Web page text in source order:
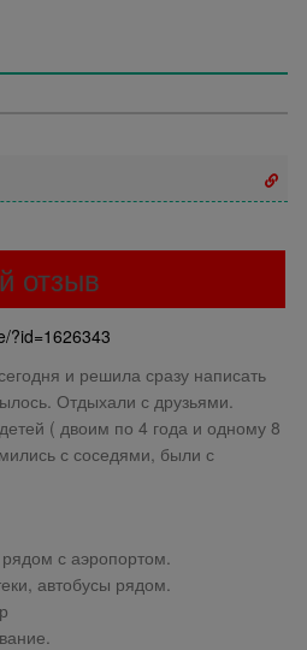
отзыв
?id=1626343
и решила сразу написать
Отдыхали с друзьями.
( двоим по 4 года и одному 8
с соседями, были с
с аэропортом.
автобусы рядом.